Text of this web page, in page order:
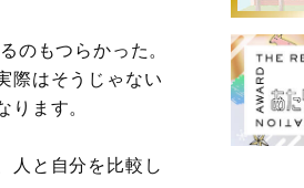
のもつらかった。
際はそうじゃない
ます。
人と自分を比較し